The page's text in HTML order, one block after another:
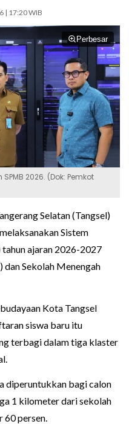
| 17:20 WIB
Perbesar
2026. (Dok: Pemkot
Selatan (Tangsel)
Sistem
ajaran 2026-2027
dan Sekolah Menengah
Kota Tangsel
siswa baru itu
terbagi dalam tiga klaster
diperuntukkan bagi calon
1 kilometer dari sekolah
60 persen.